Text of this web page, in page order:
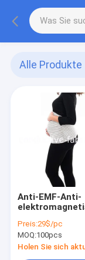
Alle Produkte
Anti-EMF-Anti-
zum Schutz der
und des Babys
Preis:29$/pc
MOQ:100pcs